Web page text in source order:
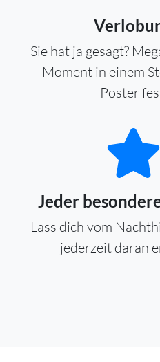
Sie hat ja gesagt?
Moment in einem
Poster
Jeder
Lass dich vom
jederzeit daran